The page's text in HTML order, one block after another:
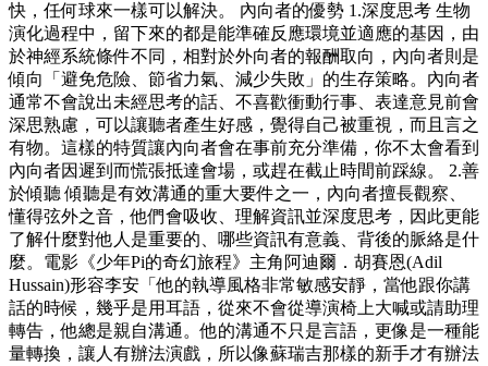
快，任何球來一樣可以解決。 內向者的優勢 1.深度思考 生物
演化過程中，留下來的都是能準確反應環境並適應的基因，由
於神經系統條件不同，相對於外向者的報酬取向，內向者則是
傾向「避免危險、節省力氣、減少失敗」的生存策略。內向者
通常不會說出未經思考的話、不喜歡衝動行事、表達意見前會
深思熟慮，可以讓聽者產生好感，覺得自己被重視，而且言之
有物。這樣的特質讓內向者會在事前充分準備，你不太會看到
內向者因遲到而慌張抵達會場，或趕在截止時間前踩線。 2.善
於傾聽 傾聽是有效溝通的重大要件之一，內向者擅長觀察、
懂得弦外之音，他們會吸收、理解資訊並深度思考，因此更能
了解什麼對他人是重要的、哪些資訊有意義、背後的脈絡是什
麼。電影《少年Pi的奇幻旅程》主角阿迪爾．胡賽恩(Adil
Hussain)形容李安「他的執導風格非常敏感安靜，當他跟你講
話的時候，幾乎是用耳語，從來不會從導演椅上大喊或請助理
轉告，他總是親自溝通。他的溝通不只是言語，更像是一種能
量轉換，讓人有辦法演戲，所以像蘇瑞吉那樣的新手才有辦法